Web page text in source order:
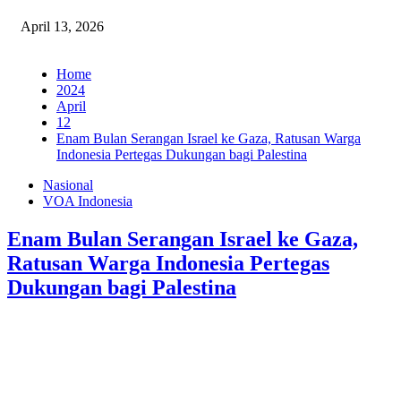
April 13, 2026
Home
2024
April
12
Enam Bulan Serangan Israel ke Gaza, Ratusan Warga
Indonesia Pertegas Dukungan bagi Palestina
Nasional
VOA Indonesia
Enam Bulan Serangan Israel ke Gaza,
Ratusan Warga Indonesia Pertegas
Dukungan bagi Palestina